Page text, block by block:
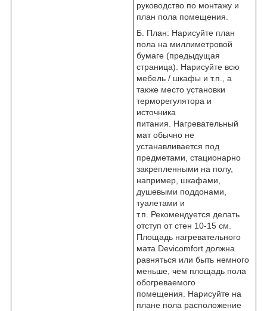
руководство по монтажу и
план пола помещения.
Б. План: Нарисуйте план
пола на миллиметровой
бумаге (предыдущая
страница). Нарисуйте всю
мебель / шкафы и т.п., а
также место установки
терморегулятора и
источника
питания. Нагревательный
мат обычно не
устанавливается под
предметами, стационарно
закрепленными на полу,
например, шкафами,
душевыми поддонами,
туалетами и
т.п. Рекомендуется делать
отступ от стен 10-15 см.
Площадь нагревательного
мата Devicomfort должна
равняться или быть немного
меньше, чем площадь пола
обогреваемого
помещения. Нарисуйте на
плане пола расположение